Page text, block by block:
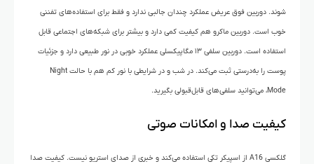
شوند. دوربین فوق عریض عملکرد چندان جالبی ندارد و فقط برای استفاده‌های تفننی
خوب است. دوربین ماکرو هم کیفیت کمی دارد و بیشتر برای شبکه‌های اجتماعی قابل
استفاده است. دوربین سلفی ۱۳ مگاپیکسلی عملکرد خوبی در نور طبیعی دارد و جزئیات
پوست را به‌درستی ثبت می‌کند. در شب و در شرایطی با نور کم هم با حالت Night
Mode، می‌توانید سلفی‌های قابل‌قبولی بگیرید.
کیفیت صدا و امکانات صوتی
گلکسی A16 از اسپیکر تکی استفاده می‌کند و خبری از صدای استریو نیست. کیفیت صدا